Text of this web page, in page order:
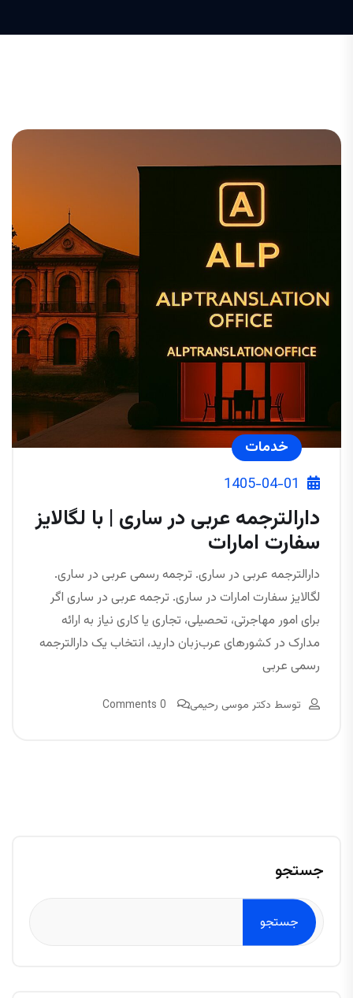
خدمات
1405-04-01
دارالترجمه عربی در ساری | با لگالایز
سفارت امارات
دارالترجمه عربی در ساری. ترجمه رسمی عربی در ساری.
لگالایز سفارت امارات در ساری. ترجمه عربی در ساری اگر
برای امور مهاجرتی، تحصیلی، تجاری یا کاری نیاز به ارائه
مدارک در کشورهای عرب‌زبان دارید، انتخاب یک دارالترجمه
رسمی عربی
توسط دکتر موسی رحیمی 0 Comments
جستجو
جستجو